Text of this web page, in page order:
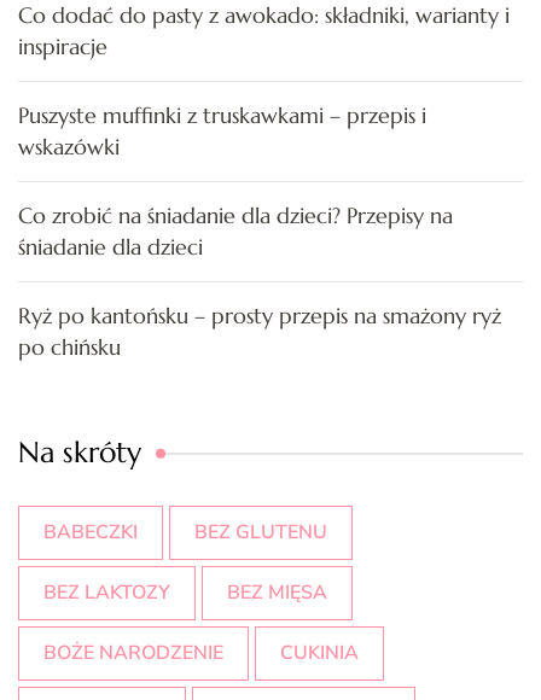
Co dodać do pasty z awokado: składniki, warianty i
inspiracje
Puszyste muffinki z truskawkami – przepis i
wskazówki
Co zrobić na śniadanie dla dzieci? Przepisy na
śniadanie dla dzieci
Ryż po kantońsku – prosty przepis na smażony ryż
po chińsku
Na skróty
BABECZKI BEZ GLUTENU
BEZ LAKTOZY BEZ MIĘSA
BOŻE NARODZENIE CUKINIA